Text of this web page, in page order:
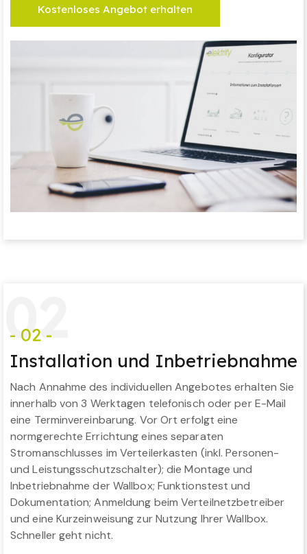
Kostenloses Angebot erhalten
02
- 02 -
Installation und Inbetriebnahme
Nach Annahme des individuellen Angebotes erhalten Sie
innerhalb von 3 Werktagen telefonisch oder per E-Mail
eine Terminvereinbarung. Vor Ort erfolgt eine
normgerechte Errichtung eines separaten
Stromanschlusses im Verteilerkasten (inkl. Personen-
und Leistungsschutzschalter); die Montage und
Inbetriebnahme der Wallbox; Funktionstest und
Dokumentation; Anmeldung beim Verteilnetzbetreiber
und eine Kurzeinweisung zur Nutzung Ihrer Wallbox.
Schneller geht nicht.